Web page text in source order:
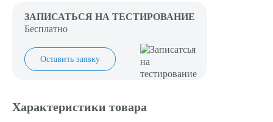
ЗАПИСАТЬСЯ НА ТЕСТИРОВАНИЕ
Бесплатно
Оставить заявку
Характеристики товара